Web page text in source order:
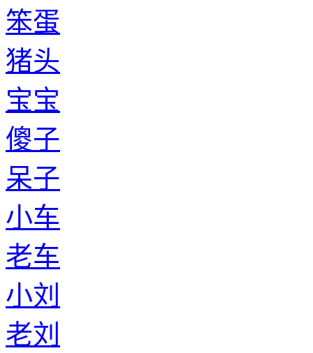
笨蛋
猪头
宝宝
傻子
呆子
小车
老车
小刘
老刘